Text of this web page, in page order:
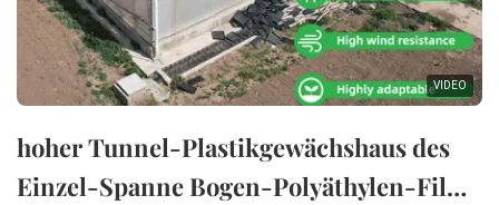
VIDEO
hoher Tunnel-Plastikgewächshaus des
Einzel-Spanne Bogen-Polyäthylen-Film-